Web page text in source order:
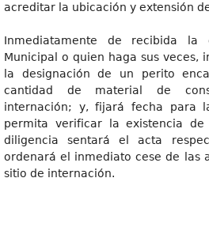
acreditar la ubicación y extensión
Inmediatamente de recibida la
Municipal o quien haga sus veces,
la designación de un perito
cantidad de material de
internación; y, fijará fecha para
permita verificar la existencia
diligencia sentará el acta
ordenará el inmediato cese de las
sitio de internación.